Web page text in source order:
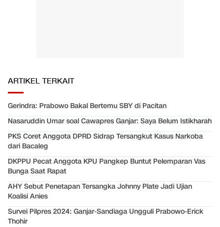
ARTIKEL TERKAIT
Gerindra: Prabowo Bakal Bertemu SBY di Pacitan
Nasaruddin Umar soal Cawapres Ganjar: Saya Belum Istikharah
PKS Coret Anggota DPRD Sidrap Tersangkut Kasus Narkoba
dari Bacaleg
DKPPU Pecat Anggota KPU Pangkep Buntut Pelemparan Vas
Bunga Saat Rapat
AHY Sebut Penetapan Tersangka Johnny Plate Jadi Ujian
Koalisi Anies
Survei Pilpres 2024: Ganjar-Sandiaga Ungguli Prabowo-Erick
Thohir